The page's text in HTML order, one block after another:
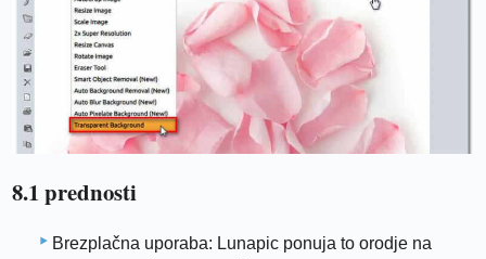
8.1 prednosti
Brezplačna uporaba: Lunapic ponuja to orodje na